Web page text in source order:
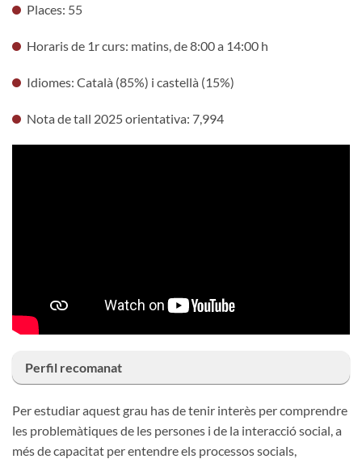
Places: 55
Horaris de 1r curs: matins, de 8:00 a 14:00 h
Idiomes: Català (85%) i castellà (15%)
Nota de tall 2025 orientativa: 7,994
Perfil recomanat
Per estudiar aquest grau has de tenir interès per comprendre
les problemàtiques de les persones i de la interacció social, a
més de capacitat per entendre els processos socials,